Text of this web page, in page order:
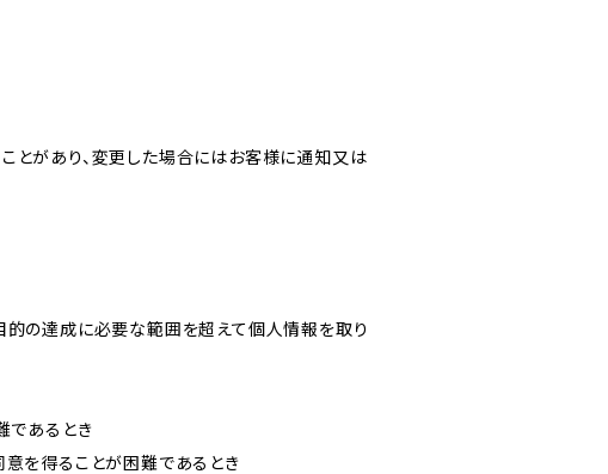
とがあり、変更した場合にはお客様に通知又は
的の達成に必要な範囲を超えて個人情報を取り
であるとき
を得ることが困難であるとき